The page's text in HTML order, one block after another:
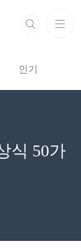
인기
식 50가